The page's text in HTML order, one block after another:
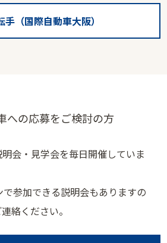
手（国際自動車大阪）
への応募をご検討の方
会・見学会を毎日開催していま
参加できる説明会もありますの
絡ください。